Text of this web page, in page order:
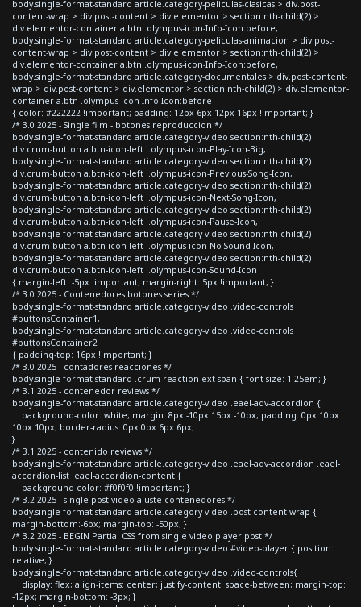
body.single-format-standard article.category-peliculas-clasicas > div.post-
content-wrap > div.post-content > div.elementor > section:nth-child(2) >
div.elementor-container a.btn .olympus-icon-Info-Icon:before,
body.single-format-standard article.category-peliculas-animacion > div.post-
content-wrap > div.post-content > div.elementor > section:nth-child(2) >
div.elementor-container a.btn .olympus-icon-Info-Icon:before,
body.single-format-standard article.category-documentales > div.post-content-
wrap > div.post-content > div.elementor > section:nth-child(2) > div.elementor-
container a.btn .olympus-icon-Info-Icon:before
{ color: #222222 !important; padding: 12px 6px 12px 16px !important; }
/* 3.0 2025 - Single film - botones reproduccion */
body.single-format-standard article.category-video section:nth-child(2)
div.crum-button a.btn-icon-left i.olympus-icon-Play-Icon-Big,
body.single-format-standard article.category-video section:nth-child(2)
div.crum-button a.btn-icon-left i.olympus-icon-Previous-Song-Icon,
body.single-format-standard article.category-video section:nth-child(2)
div.crum-button a.btn-icon-left i.olympus-icon-Next-Song-Icon,
body.single-format-standard article.category-video section:nth-child(2)
div.crum-button a.btn-icon-left i.olympus-icon-Pause-Icon,
body.single-format-standard article.category-video section:nth-child(2)
div.crum-button a.btn-icon-left i.olympus-icon-No-Sound-Icon,
body.single-format-standard article.category-video section:nth-child(2)
div.crum-button a.btn-icon-left i.olympus-icon-Sound-Icon
{ margin-left: -5px !important; margin-right: 5px !important; }
/* 3.0 2025 - Contenedores botones series */
body.single-format-standard article.category-video .video-controls
#buttonsContainer1,
body.single-format-standard article.category-video .video-controls
#buttonsContainer2
{ padding-top: 16px !important; }
/* 3.0 2025 - contadores reacciones */
body.single-format-standard .crum-reaction-ext span { font-size: 1.25em; }
/* 3.1 2025 - contenedor reviews */
body.single-format-standard article.category-video .eael-adv-accordion {
background-color: white; margin: 8px -10px 15px -10px; padding: 0px 10px
10px 10px; border-radius: 0px 0px 6px 6px;
}
/* 3.1 2025 - contenido reviews */
body.single-format-standard article.category-video .eael-adv-accordion .eael-
accordion-list .eael-accordion-content {
background-color: #f0f0f0 !important; }
/* 3.2 2025 - single post video ajuste contenedores */
body.single-format-standard article.category-video .post-content-wrap {
margin-bottom:-6px; margin-top: -50px; }
/* 3.2 2025 - BEGIN Partial CSS from single video player post */
body.single-format-standard article.category-video #video-player { position:
relative; }
body.single-format-standard article.category-video .video-controls{
display: flex; align-items: center; justify-content: space-between; margin-top:
-12px; margin-bottom: -3px; }